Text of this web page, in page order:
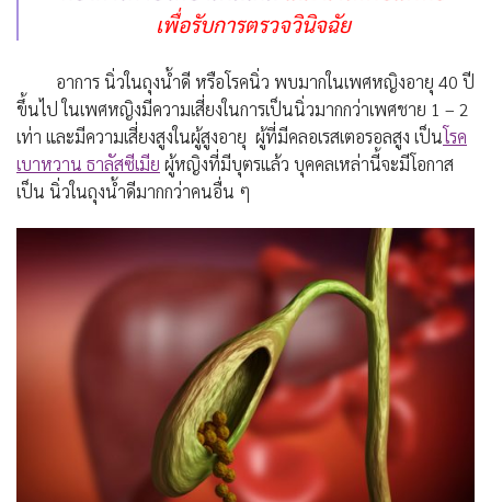
เพื่อรับการตรวจวินิจฉัย
อาการ นิ่วในถุงน้ำดี หรือโรคนิ่ว พบมากในเพศหญิงอายุ 40 ปี
ขึ้นไป ในเพศหญิงมีความเสี่ยงในการเป็นนิ่วมากกว่าเพศชาย 1 – 2
เท่า และมีความเสี่ยงสูงในผู้สูงอายุ ผู้ที่มีคลอเรสเตอรอลสูง เป็นโรค
เบาหวาน ธาลัสซีเมีย ผู้หญิงที่มีบุตรแล้ว บุคคลเหล่านี้จะมีโอกาส
เป็น นิ่วในถุงน้ำดีมากกว่าคนอื่น ๆ